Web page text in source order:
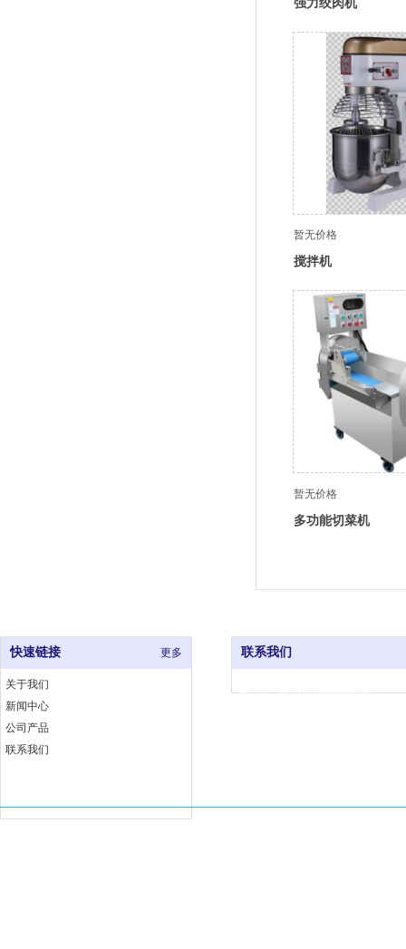
暂无价格
搅拌机
暂无价格
多功能切菜机
快速链接 更多
关于我们
新闻中心
公司产品
联系我们
联系我们
电 话：0591-83333376